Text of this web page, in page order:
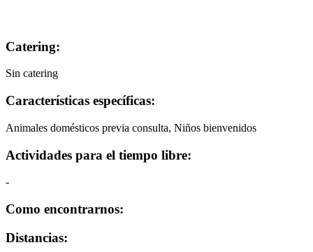
Catering:
Sin catering
Características específicas:
Animales domésticos previa consulta, Niños bienvenidos
Actividades para el tiempo libre:
-
Como encontrarnos:
Distancias: